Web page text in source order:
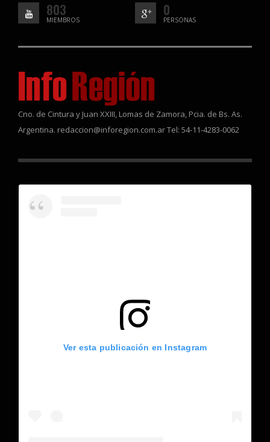
803
MIEMBROS
0
PERSONAS
Cno. de Cintura y Juan XXIII, Lomas de Zamora, Pcia. de Bs. As.
Argentina. redaccion@inforegion.com.ar Tel: 54-11-4283-0062
Ver esta publicación en Instagram